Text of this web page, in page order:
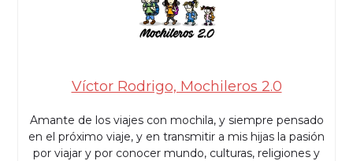
Víctor Rodrigo, Mochileros 2.0
Amante de los viajes con mochila, y siempre pensado
en el próximo viaje, y en transmitir a mis hijas la pasión
por viajar y por conocer mundo, culturas, religiones y